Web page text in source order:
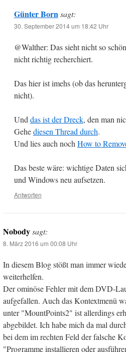
Günter Born sagt:
30. September 2014 um 18:42 Uhr
@Walther: Das sieht nicht so
nicht richtig recherchiert.
Das hier ist imehs (ob das
nicht).
Unddas ist der Dreck, den man
Gehediesen Thread durch.
Und lies auch nochHow to
Das beste wäre: wichtige Daten
und Windows neu aufsetzen.
Antworten
Nobodysagt:
8. März 2016 um 00:08 Uhr
In diesem Blog stößt man immer
weiterhelfen.
Der ominöse Fehler mit dem DVD-
aufgefallen. Auch das Kontextmenü
unter "MountPoints2" ist allerdings
abgebildet. Ich habe mich da mal
bei dem im rechten Feld der falsche
"Programme installieren oder